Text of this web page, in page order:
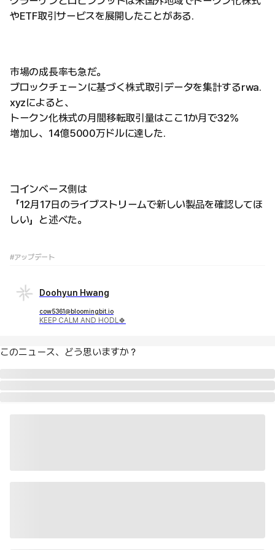
やETF取引サービスを展開したことがある.
市場の成長率も急だ。
ブロックチェーンに基づく株式取引データを集計するrwa.
xyzによると、
トークン化株式の月間移転取引量はここ1か月で32%
増加し、14億5000万ドルに達した.
コインベース側は
「12月17日のライブストリームで新しい製品を確認してほ
しい」と述べた。
#アップデート
Doohyun Hwang
cow5361@bloomingbit.io
KEEP CALM AND HODL🍀
このニュース、どう思いますか？